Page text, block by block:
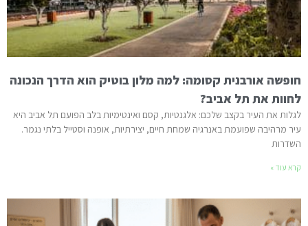
חופשה אורבנית קסומה: למה מלון בוטיק הוא הדרך הנכונה
לחוות את תל אביב?
לגלות את העיר בקצב שלכם: אלגנטיות, קסם ואינטימיות בלב הפועם תל אביב היא
עיר מרהיבה שפועמת באנרגיה שמחת חיים, יצירתיות, אופנה וסטייל בלתי נגמר.
השדרות
קרא עוד »